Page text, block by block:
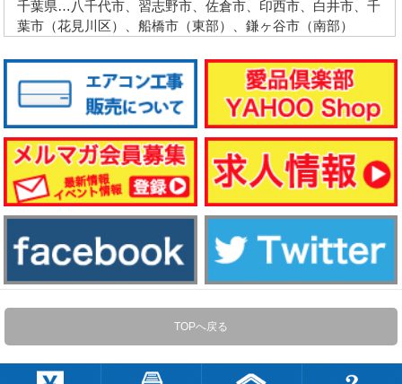
千葉県…八千代市、習志野市、佐倉市、印西市、白井市、千
葉市（花見川区）、船橋市（東部）、鎌ヶ谷市（南部）
TOPへ戻る